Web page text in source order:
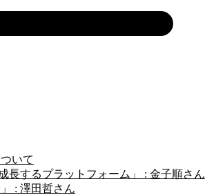
いて
成長するプラットフォーム」 : 金子順さん
: 澤田哲さん